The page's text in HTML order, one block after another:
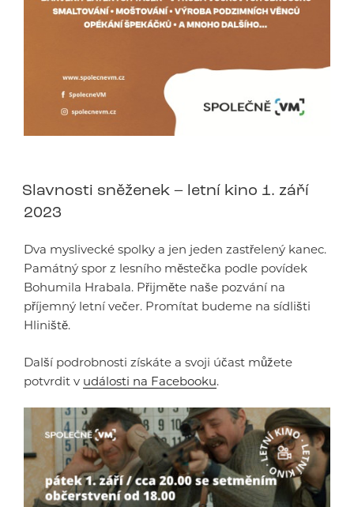
Slavnosti sněženek – letní kino 1. září
2023
Dva myslivecké spolky a jen jeden zastřelený kanec.
Památný spor z lesního městečka podle povídek
Bohumila Hrabala. Přijměte naše pozvání na
příjemný letní večer. Promítat budeme na sídlišti
Hliniště.
Další podrobnosti získáte a svoji účast můžete
potvrdit v události na Facebooku.